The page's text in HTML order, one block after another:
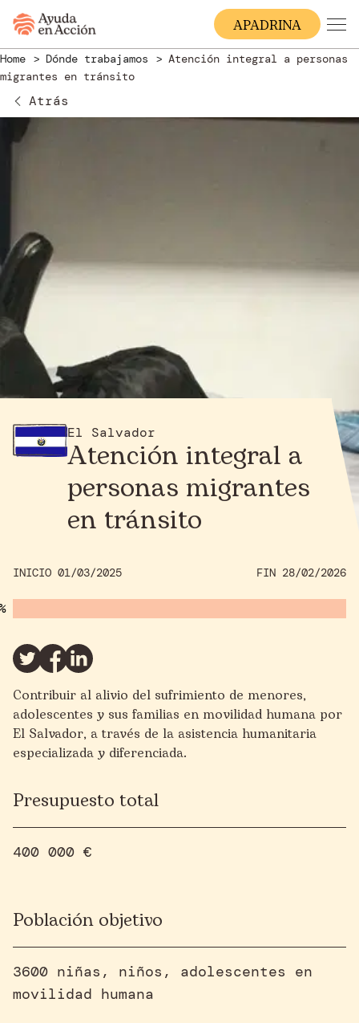
APADRINA
Home Dónde trabajamos
Atención integral a personas
migrantes en tránsito
Atrás
El Salvador
Atención integral a
personas migrantes
en tránsito
INICIO 01/03/2025 FIN 28/02/2026
Contribuir al alivio del sufrimiento de menores,
adolescentes y sus familias en movilidad humana por
El Salvador, a través de la asistencia humanitaria
especializada y diferenciada.
Presupuesto total
400 000 €
Población objetivo
3600 niñas, niños, adolescentes en
movilidad humana